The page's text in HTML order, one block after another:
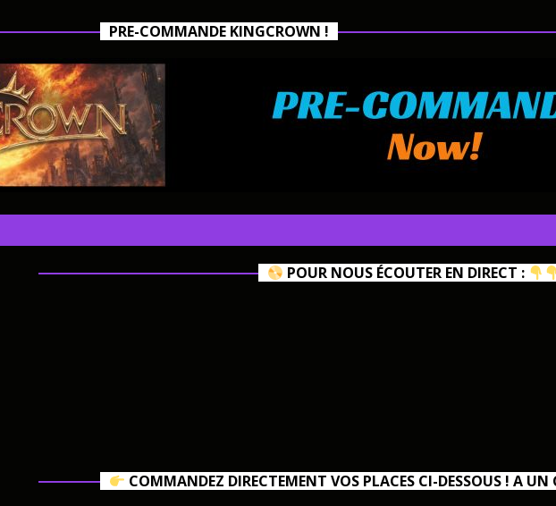
PRE-COMMANDE KINGCROWN !
POUR NOUS ÉCOUTER EN DIRECT :
COMMANDEZ DIRECTEMENT VOS PLACES CI-DESSOUS ! A